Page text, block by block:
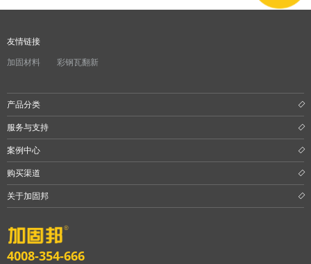
新能源系统
友情链接
加固材料
彩钢瓦翻新
产品分类
服务与支持
案例中心
购买渠道
关于加固邦
4008-354-666